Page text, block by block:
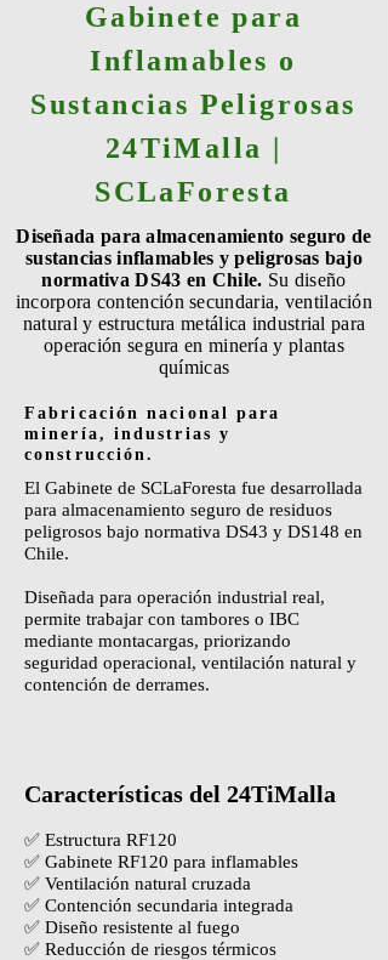
Gabinete para
Inflamables o
Sustancias Peligrosas
24TiMalla |
SCLaForesta
Diseñada para almacenamiento seguro de
sustancias inflamables y peligrosas bajo
normativa DS43 en Chile. Su diseño
incorpora contención secundaria, ventilación
natural y estructura metálica industrial para
operación segura en minería y plantas
químicas
Fabricación nacional para
minería, industrias y
construcción.
El Gabinete de SCLaForesta fue desarrollada
para almacenamiento seguro de residuos
peligrosos bajo normativa DS43 y DS148 en
Chile.
Diseñada para operación industrial real,
permite trabajar con tambores o IBC
mediante montacargas, priorizando
seguridad operacional, ventilación natural y
contención de derrames.
Características del 24TiMalla
✅ Estructura RF120
✅ Gabinete RF120 para inflamables
✅ Ventilación natural cruzada
✅ Contención secundaria integrada
✅ Diseño resistente al fuego
✅ Reducción de riesgos térmicos